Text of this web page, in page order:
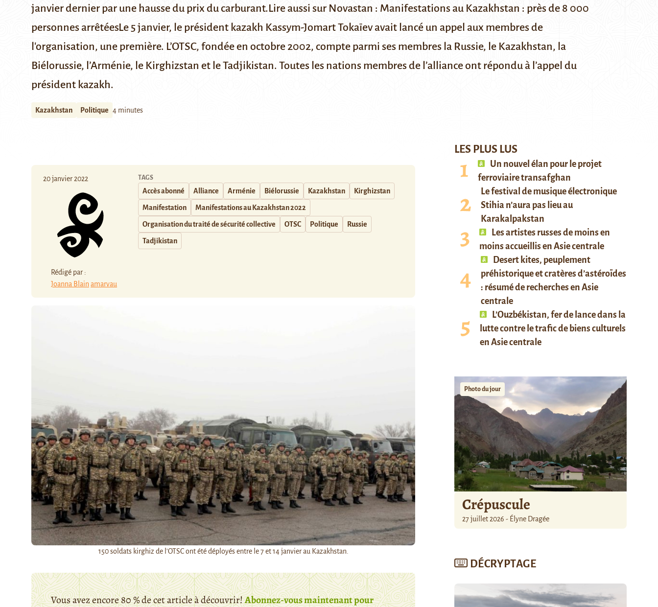
janvier dernier par une hausse du prix du carburant.Lire aussi sur Novastan : Manifestations au Kazakhstan : près de 8 000
personnes arrêtéesLe 5 janvier, le président kazakh Kassym-Jomart Tokaïev avait lancé un appel aux membres de
l'organisation, une première. L’OTSC, fondée en octobre 2002, compte parmi ses membres la Russie, le Kazakhstan, la
Biélorussie, l’Arménie, le Kirghizstan et le Tadjikistan. Toutes les nations membres de l’alliance ont répondu à l’appel du
président kazakh.
Kazakhstan Politique 4 minutes
20 janvier 2022
Rédigé par :
Joanna Blain amarvau
TAGS
Accès abonné Alliance Arménie Biélorussie Kazakhstan Kirghizstan
Manifestation Manifestations au Kazakhstan 2022
Organisation du traité de sécurité collective OTSC Politique Russie
Tadjikistan
150 soldats kirghiz de l'OTSC ont été déployés entre le 7 et 14 janvier au Kazakhstan.
Vous avez encore 80 % de cet article à découvrir!Abonnez-vous maintenant pour
LES PLUS LUS
Un nouvel élan pour le projet
ferroviaire transafghan
Le festival de musique électronique
Stihia n’aura pas lieu au
Karakalpakstan
Les artistes russes de moins en
moins accueillis en Asie centrale
Desert kites, peuplement
préhistorique et cratères d’astéroïdes
: résumé de recherches en Asie
centrale
L’Ouzbékistan, fer de lance dans la
lutte contre le trafic de biens culturels
en Asie centrale
Photo du jour
Crépuscule
27 juillet 2026 - Élyne Dragée
DÉCRYPTAGE